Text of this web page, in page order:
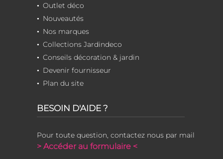
Outlet déco
Nouveautés
Nos marques
Collections Jardindeco
Conseils décoration & jardin
Devenir fournisseur
Plan du site
BESOIN D'AIDE ?
Pour toute question, contactez nous par mail
> Accéder au formulaire <